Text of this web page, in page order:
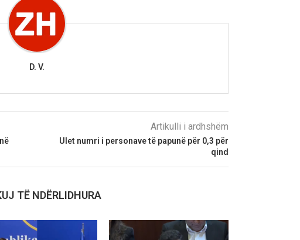
D. V.
Artikulli i ardhshëm
Ulet numri i personave të papunë për 0,3 për
qind
TË NDËRLIDHURA